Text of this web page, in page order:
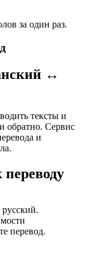
за один раз.
↔
тексты и
и обратно. Сервис
и
перевод.